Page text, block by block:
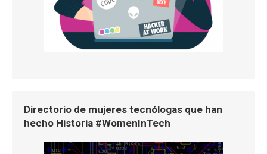
Directorio de mujeres tecnólogas que han
hecho Historia #WomenInTech